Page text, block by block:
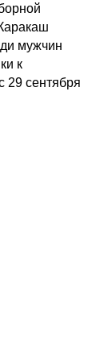
мужчин
к
29 сентября